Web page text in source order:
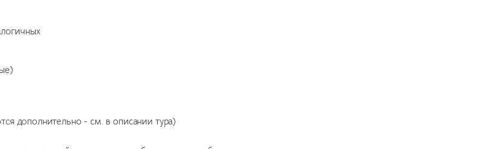
дополнительно - см. в описании тура)